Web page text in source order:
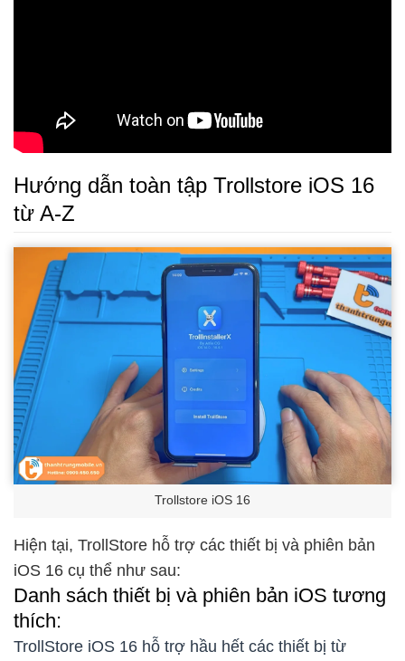
Hướng dẫn toàn tập Trollstore iOS 16
từ A-Z
Trollstore iOS 16
Hiện tại, TrollStore hỗ trợ các thiết bị và phiên bản
iOS 16 cụ thể như sau:
Danh sách thiết bị và phiên bản iOS tương
thích:
TrollStore iOS 16 hỗ trợ hầu hết các thiết bị từ